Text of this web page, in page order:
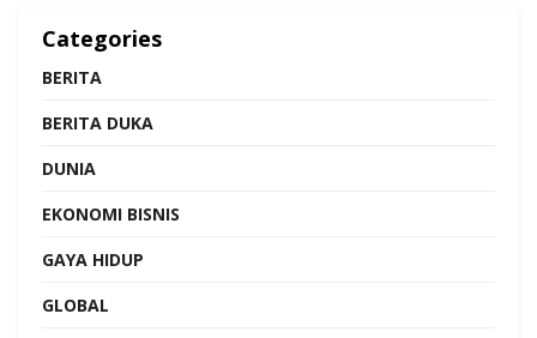
Categories
BERITA
BERITA DUKA
DUNIA
EKONOMI BISNIS
GAYA HIDUP
GLOBAL